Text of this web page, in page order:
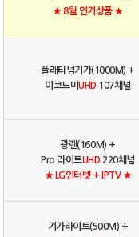
★ 8월 인기상품 ★
플래티넘기가(1000M) +
이코노미UHD 107채널
광랜(160M) +
Pro 라이트UHD 220채널
★ LG인터넷 + IPTV ★
기가라이트(500M) +